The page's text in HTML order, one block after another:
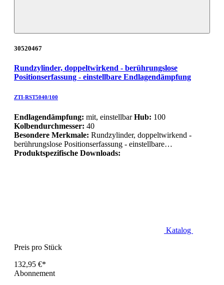
30520467
Rundzylinder, doppeltwirkend - berührungslose
Positionserfassung - einstellbare Endlagendämpfung
ZTI-RST5040/100
Endlagendämpfung: mit, einstellbarHub: 100
Kolbendurchmesser: 40
Besondere Merkmale: Rundzylinder, doppeltwirkend -
berührungslose Positionserfassung - einstellbare…
Produktspezifische Downloads:
Katalog
Preis pro Stück
132,95 €*
Abonnement